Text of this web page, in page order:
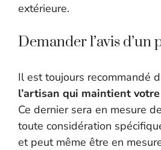
extérieure.
Demander l’avis d’un
Il est toujours recommandé
l’artisan qui maintient
Ce dernier sera en mesure
toute considération
et peut même être en